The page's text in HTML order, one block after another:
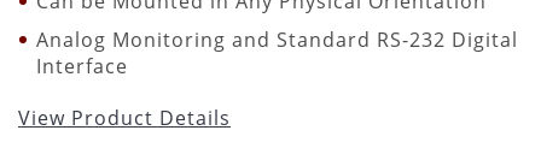
Analog Monitoring and Standard RS-232 Digital
Interface
View Product Details